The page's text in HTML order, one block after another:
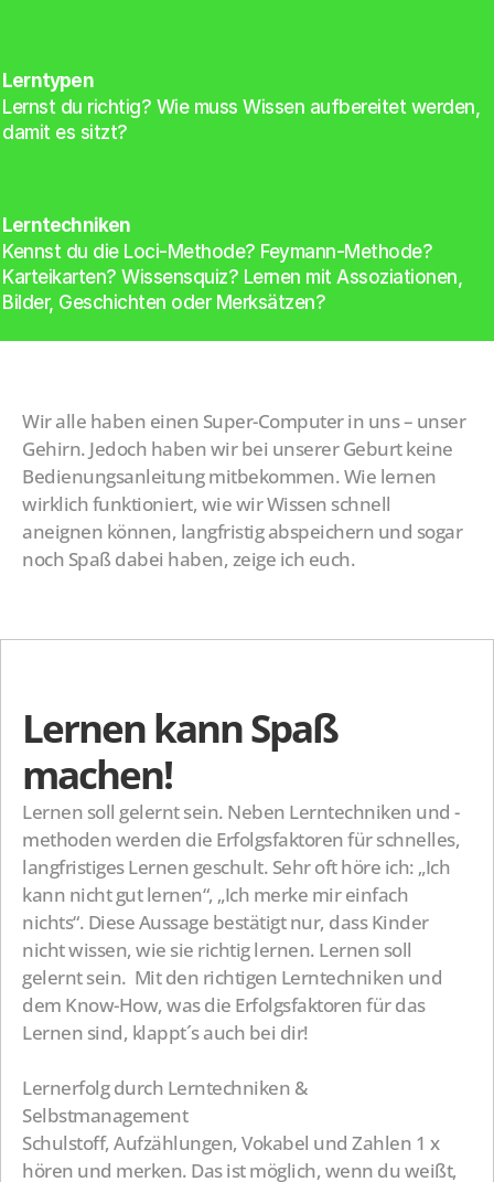
Lerntypen
Lernst du richtig? Wie muss Wissen aufbereitet werden,
damit es sitzt?
Lerntechniken
Kennst du die Loci-Methode? Feymann-Methode?
Karteikarten? Wissensquiz? Lernen mit Assoziationen,
Bilder, Geschichten oder Merksätzen?
Wir alle haben einen Super-Computer in uns – unser
Gehirn. Jedoch haben wir bei unserer Geburt keine
Bedienungsanleitung mitbekommen. Wie lernen
wirklich funktioniert, wie wir Wissen schnell
aneignen können, langfristig abspeichern und sogar
noch Spaß dabei haben, zeige ich euch.
Lernen kann Spaß
machen!
Lernen soll gelernt sein. Neben Lerntechniken und -
methoden werden die Erfolgsfaktoren für schnelles,
langfristiges Lernen geschult. Sehr oft höre ich: „Ich
kann nicht gut lernen“, „Ich merke mir einfach
nichts“. Diese Aussage bestätigt nur, dass Kinder
nicht wissen, wie sie richtig lernen. Lernen soll
gelernt sein.  Mit den richtigen Lerntechniken und
dem Know-How, was die Erfolgsfaktoren für das
Lernen sind, klappt´s auch bei dir!
Lernerfolg durch Lerntechniken &
Selbstmanagement
Schulstoff, Aufzählungen, Vokabel und Zahlen 1 x
hören und merken. Das ist möglich, wenn du weißt,